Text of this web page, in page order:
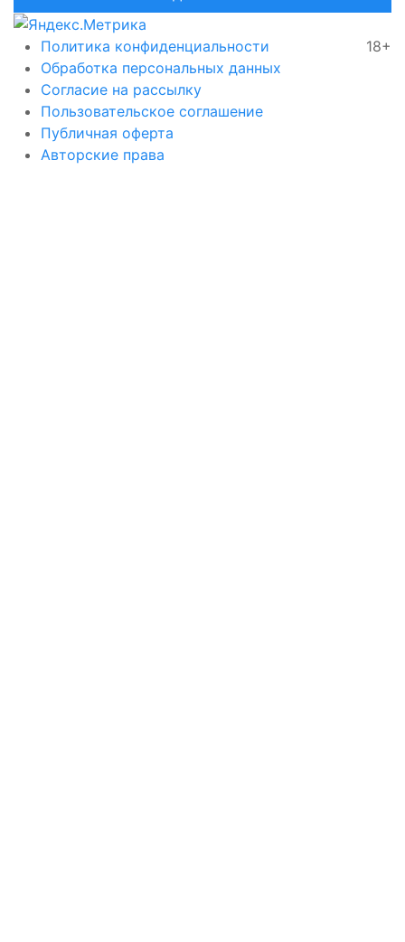
Политика конфиденциальности
Обработка персональных данных
Согласие на рассылку
Пользовательское соглашение
Публичная оферта
Авторские права
18+